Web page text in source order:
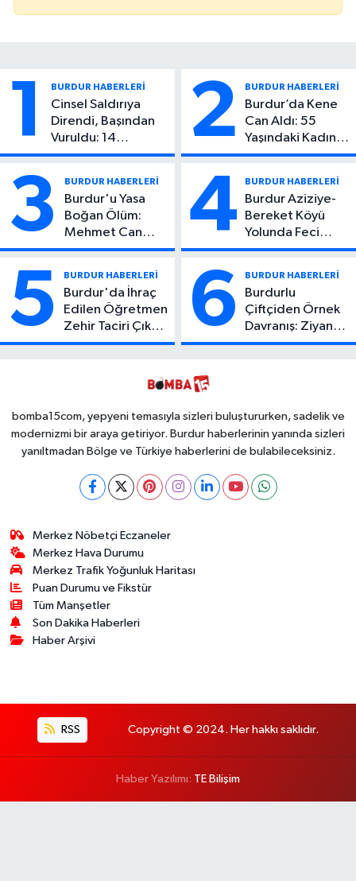
1 BURDUR HABERLERİ
Cinsel Saldırıya
Direndi, Başından
Vuruldu: 14
Yaşındaki Çocuktan
2 BURDUR HABERLERİ
Burdur’da Kene
Can Aldı: 55
Yaşındaki Kadın
Hayatını Kaybetti
3 BURDUR HABERLERİ
Burdur'u Yasa
Boğan Ölüm:
Mehmet Can
Atıcı Genç Yaşta
4 BURDUR HABERLERİ
Burdur Aziziye-
Bereket Köyü
Yolunda Feci
Kaza: 1 Ölü, 2
5 BURDUR HABERLERİ
Burdur'da İhraç
Edilen Öğretmen
Zehir Taciri Çıktı:
Binlerce
6 BURDUR HABERLERİ
Burdurlu
Çiftçiden Örnek
Davranış: Ziyan
Olmasın Diye
Toplayabilecek
bomba15com, yepyeni temasıyla sizleri buluştururken, sadelik ve
modernizmi bir araya getiriyor. Burdur haberlerinin yanında sizleri
yanıltmadan Bölge ve Türkiye haberlerini de bulabileceksiniz.
Merkez Nöbetçi Eczaneler
Merkez Hava Durumu
Merkez Trafik Yoğunluk Haritası
Puan Durumu ve Fikstür
Tüm Manşetler
Son Dakika Haberleri
Haber Arşivi
RSS Copyright © 2024. Her hakkı saklıdır.
Haber Yazılımı: TE Bilişim